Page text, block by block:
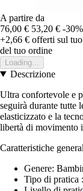
A partire da
76,00 € 53,20 € -30%
+2,66 € offerti sul
del tuo ordine
Loading...
Descrizione
Ultra confortevole e
seguirà durante tutte
elasticizzato e la
libertà di movimento
Caratteristiche
Genere:
Tipo di pratica